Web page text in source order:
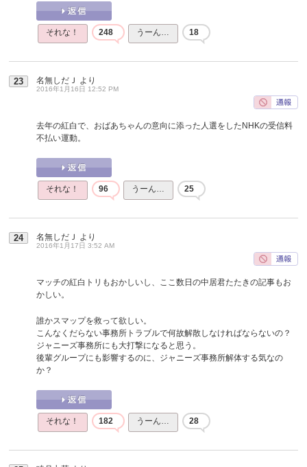
それな！ 248 うーん… 18
23 名無しだＪ より
2016年1月16日 12:52 PM
去年の紅白で、おばあちゃんの意向に添った人選をしたNHKの受信料
不払い運動。
それな！ 96 うーん… 25
24 名無しだＪ より
2016年1月17日 3:52 AM
マッチの紅白トリもおかしいし、ここ数日の中居君たたきの記事もお
かしい。
誰かスマップを救って欲しい。
こんなくだらない事務所トラブルで何故解散しなければならないの？
ジャニーズ事務所にも大打撃になると思う。
後輩グループにも影響するのに、ジャニーズ事務所解体する気なの
か？
それな！ 182 うーん… 28